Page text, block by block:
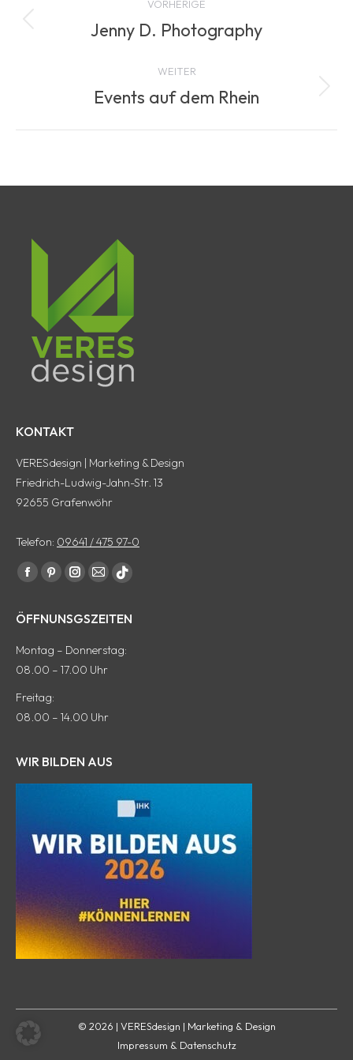
navigation
VORHERIGE
Previous
Jenny D. Photography
WEITER
Next
Events auf dem Rhein
KONTAKT
VERESdesign | Marketing & Design
Friedrich-Ludwig-Jahn-Str. 13
92655 Grafenwöhr
Telefon: 09641 / 475 97-0
Finde uns auf:
Facebook
wird
einem
Fenster
geöffnet
Pinterest
wird
einem
Fenster
geöffnet
Instagram
wird
einem
geöffnet
E-
Seite
wird
in
Fenster
tiktok
wird
ÖFFNUNSGSZEITEN
Montag – Donnerstag:
08.00 – 17.00 Uhr
Freitag:
08.00 – 14.00 Uhr
WIR BILDEN AUS
© 2026 | VERESdesign | Marketing & Design
Impressum & Datenschutz